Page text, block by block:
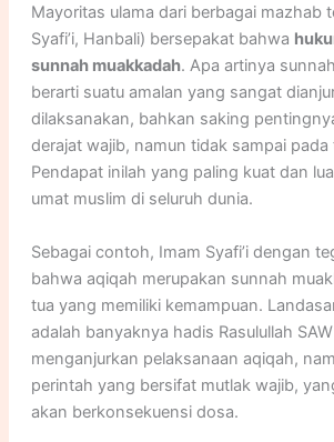
Mayoritas ulama dari berbagai mazhab
Syafi’i, Hanbali) bersepakat bahwa
sunnah muakkadah. Apa artinya
berarti suatu amalan yang sangat
dilaksanakan, bahkan saking
derajat wajib, namun tidak sampai pada
Pendapat inilah yang paling kuat dan
umat muslim di seluruh dunia.
Sebagai contoh, Imam Syafi’i dengan
bahwa aqiqah merupakan sunnah
tua yang memiliki kemampuan.
adalah banyaknya hadis Rasulullah
menganjurkan pelaksanaan aqiqah,
perintah yang bersifat mutlak wajib,
akan berkonsekuensi dosa.